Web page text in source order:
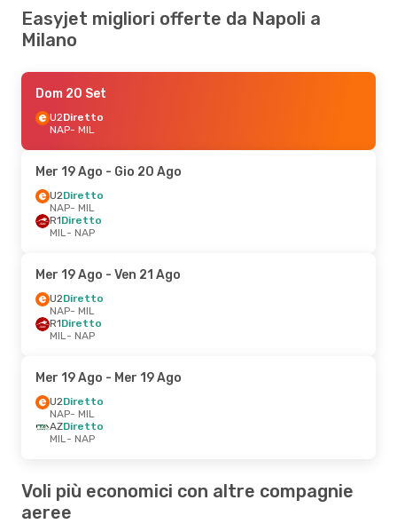
Easyjet migliori offerte da Napoli a
Milano
Dom 20 Set
U2Diretto
NAP- MIL
Mer 19 Ago - Gio 20 Ago
U2Diretto
NAP- MIL
R1Diretto
MIL- NAP
Mer 19 Ago - Ven 21 Ago
U2Diretto
NAP- MIL
R1Diretto
MIL- NAP
Mer 19 Ago - Mer 19 Ago
U2Diretto
NAP- MIL
AZDiretto
MIL- NAP
Voli più economici con altre compagnie
aeree